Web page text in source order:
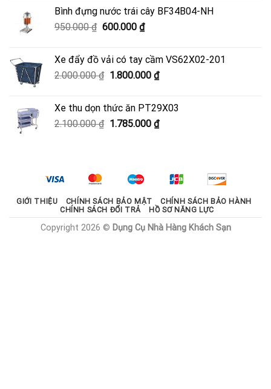
3.700.000 ₫.là:
Bình đựng nước trái cây BF34B04-NH
950.000₫ Giá
950.000 ₫.
600.000 ₫Giá
là:
600.000 ₫.
Xe đẩy đồ vải có tay cầm VS62X02-201
2.000.000₫ Giá
2.000.000 ₫.
1.800.000 ₫Giá
là:
1.800.000 ₫.
Xe thu dọn thức ăn PT29X03
2.100.000₫ Giá
1.785.000 ₫Giá
1.785.000 ₫.
GIỚI THIỆU CHÍNH SÁCH BẢO MẬT
CHÍNH SÁCH BẢO HÀNH
CHÍNH SÁCH ĐỔI TRẢ
HỒ SƠ NĂNG LỰC
Copyright 2026 © Dụng Cụ Nhà Hàng Khách Sạn